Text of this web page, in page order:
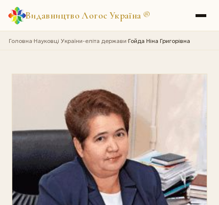
Видавництво Логос Україна ®
Головна›Науковці України-еліта держави›Гойда Ніна Григорівна